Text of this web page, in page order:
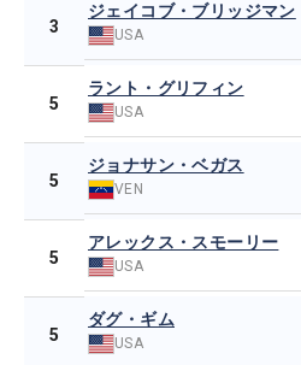
3
ジェイコブ・ブリッジマン
USA
5
ラント・グリフィン
USA
5
ジョナサン・ベガス
VEN
5
アレックス・スモーリー
USA
5
ダグ・ギム
USA